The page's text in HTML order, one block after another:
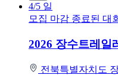
4/5 일
모집 마감 종료된 대
2026 장수트레일
전북특별자치도